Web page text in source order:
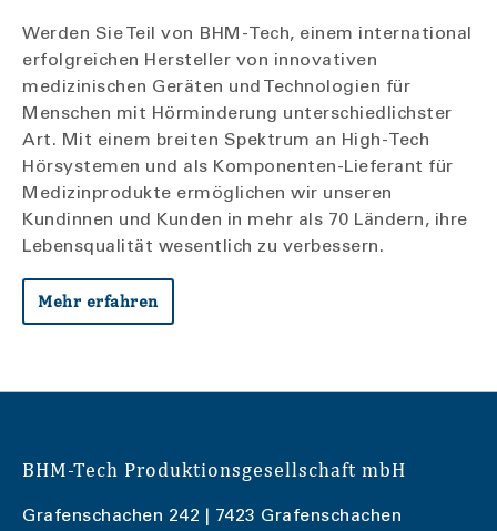
Werden Sie Teil von BHM-Tech, einem international
erfolgreichen Hersteller von innovativen
medizinischen Geräten und Technologien für
Menschen mit Hörminderung unterschiedlichster
Art. Mit einem breiten Spektrum an High-Tech
Hörsystemen und als Komponenten-Lieferant für
Medizinprodukte ermöglichen wir unseren
Kundinnen und Kunden in mehr als 70 Ländern, ihre
Lebensqualität wesentlich zu verbessern.
Mehr erfahren
BHM-Tech Produktionsgesellschaft mbH
Grafenschachen 242 | 7423 Grafenschachen